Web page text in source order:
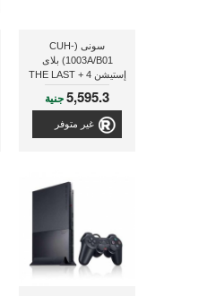
سونى (CUH-
1003A/B01) بلاى
إستيشن 4 + THE LAST
OF US- REMASTERD
5,595.3جنية
غير متوفر